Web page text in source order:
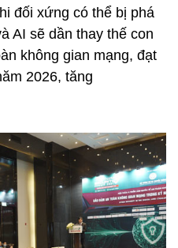
đối xứng có thể bị phá
AI sẽ dần thay thế con
không gian mạng, đạt
2026, tăng